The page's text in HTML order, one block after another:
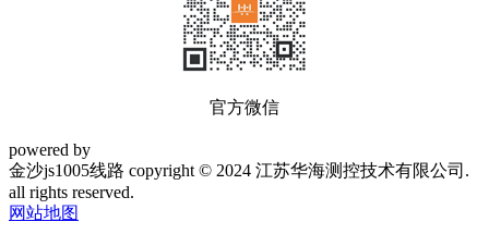
官方微信
powered by
金沙js1005线路 copyright © 2024 江苏华海测控技术有限公司.
all rights reserved.
网站地图